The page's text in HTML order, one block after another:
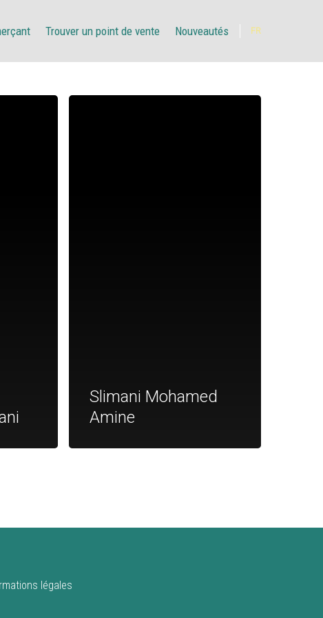
Trouver un point de vente Nouveautés FR
Slimani Mohamed
Amine
légales